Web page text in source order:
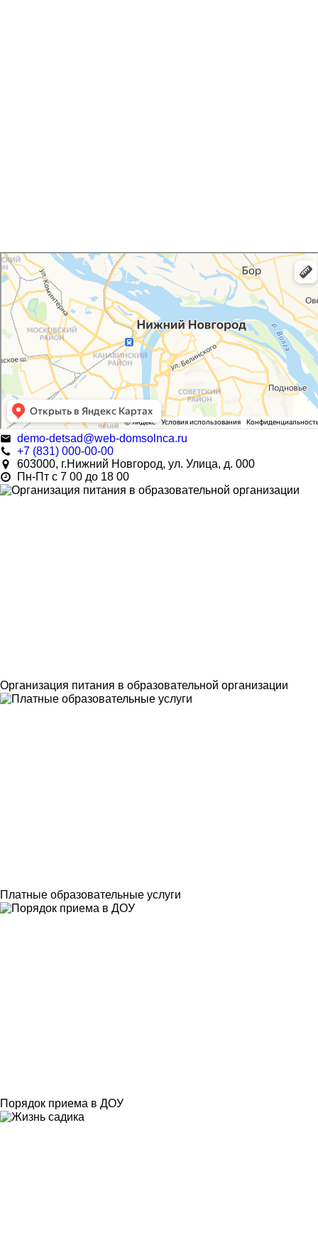
Нижний Новгород
Яндекс Карты — транспорт, навигация, поиск мест
demo-detsad@web-domsolnca.ru
+7 (831) 000-00-00
603000, г.Нижний Новгород, ул. Улица, д. 000
Пн-Пт с 7 00 до 18 00
Организация питания в образовательной организации
Платные образовательные услуги
Порядок приема в ДОУ